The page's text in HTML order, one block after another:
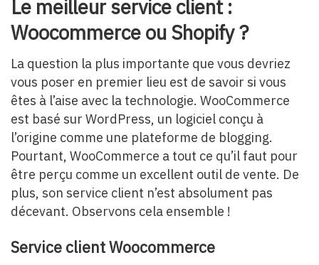
Le meilleur service client :
Woocommerce ou Shopify ?
La question la plus importante que vous devriez
vous poser en premier lieu est de savoir si vous
êtes à l’aise avec la technologie. WooCommerce
est basé sur WordPress, un logiciel conçu à
l’origine comme une plateforme de blogging.
Pourtant, WooCommerce a tout ce qu’il faut pour
être perçu comme un excellent outil de vente. De
plus, son service client n’est absolument pas
décevant. Observons cela ensemble !
Service client Woocommerce